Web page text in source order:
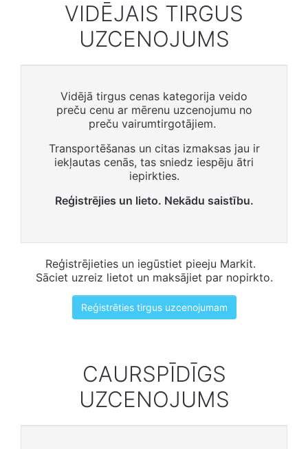
VIDĒJAIS TIRGUS
UZCENOJUMS
Vidējā tirgus cenas kategorija veido
preču cenu ar mērenu uzcenojumu no
preču vairumtirgotājiem.
Transportēšanas un citas izmaksas jau ir
iekļautas cenās, tas sniedz iespēju ātri
iepirkties.
Reģistrējies un lieto. Nekādu saistību.
Reģistrējieties un iegūstiet pieeju Markit.
Sāciet uzreiz lietot un maksājiet par nopirkto.
Reģistrēties tirgus uzcenojumam
CAURSPĪDĪGS
UZCENOJUMS